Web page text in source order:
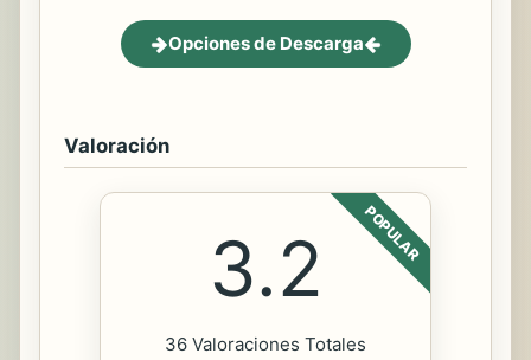
Opciones de Descarga
Valoración
POPULAR
3.2
36 Valoraciones Totales